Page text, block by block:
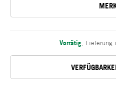
Vorrätig Lieferung